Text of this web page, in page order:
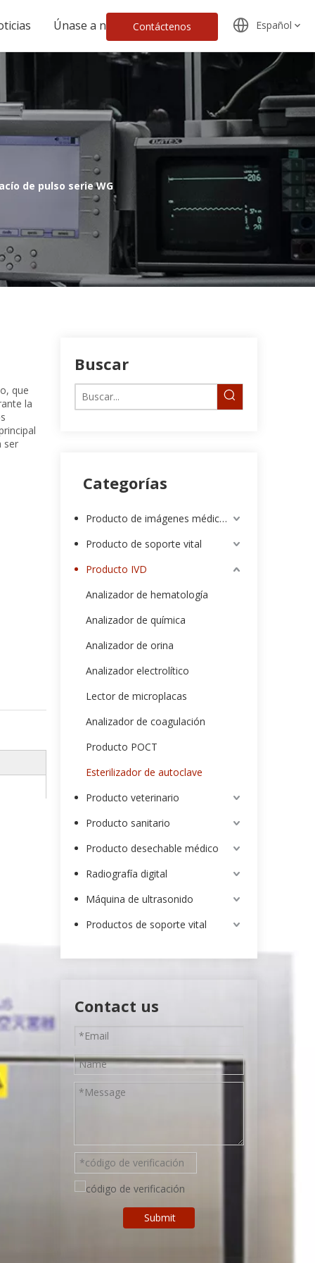
Únase a nosotrosContáctenos Español
de pulso serie WG
que
la
ser
Buscar
Categorías
Producto de imágenes médicas
Producto de soporte vital
Producto IVD
Analizador de hematología
Analizador de química
Analizador de orina
Analizador electrolítico
Lector de microplacas
Analizador de coagulación
Producto POCT
Esterilizador de autoclave
Producto veterinario
Producto sanitario
Producto desechable médico
Radiografía digital
Máquina de ultrasonido
Productos de soporte vital
Contact us
Submit